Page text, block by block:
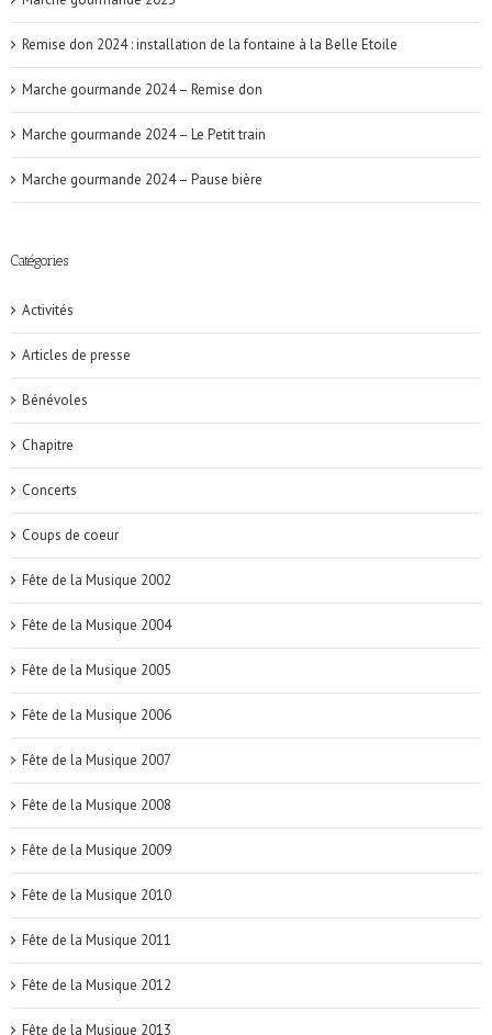
Remise don 2024 : installation de la fontaine à la Belle Etoile
Marche gourmande 2024 – Remise don
Marche gourmande 2024 – Le Petit train
Marche gourmande 2024 – Pause bière
Catégories
Activités
Articles de presse
Bénévoles
Chapitre
Concerts
Coups de coeur
Fête de la Musique 2002
Fête de la Musique 2004
Fête de la Musique 2005
Fête de la Musique 2006
Fête de la Musique 2007
Fête de la Musique 2008
Fête de la Musique 2009
Fête de la Musique 2010
Fête de la Musique 2011
Fête de la Musique 2012
Fête de la Musique 2013